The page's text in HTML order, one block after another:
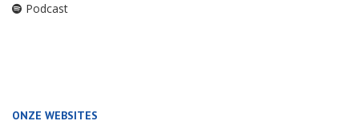
Podcast
ONZE WEBSITES